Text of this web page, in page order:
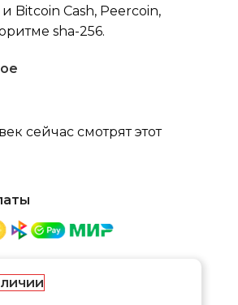
Bitcoin Cash, Peercoin,
sha-256.
сейчас смотрят этот